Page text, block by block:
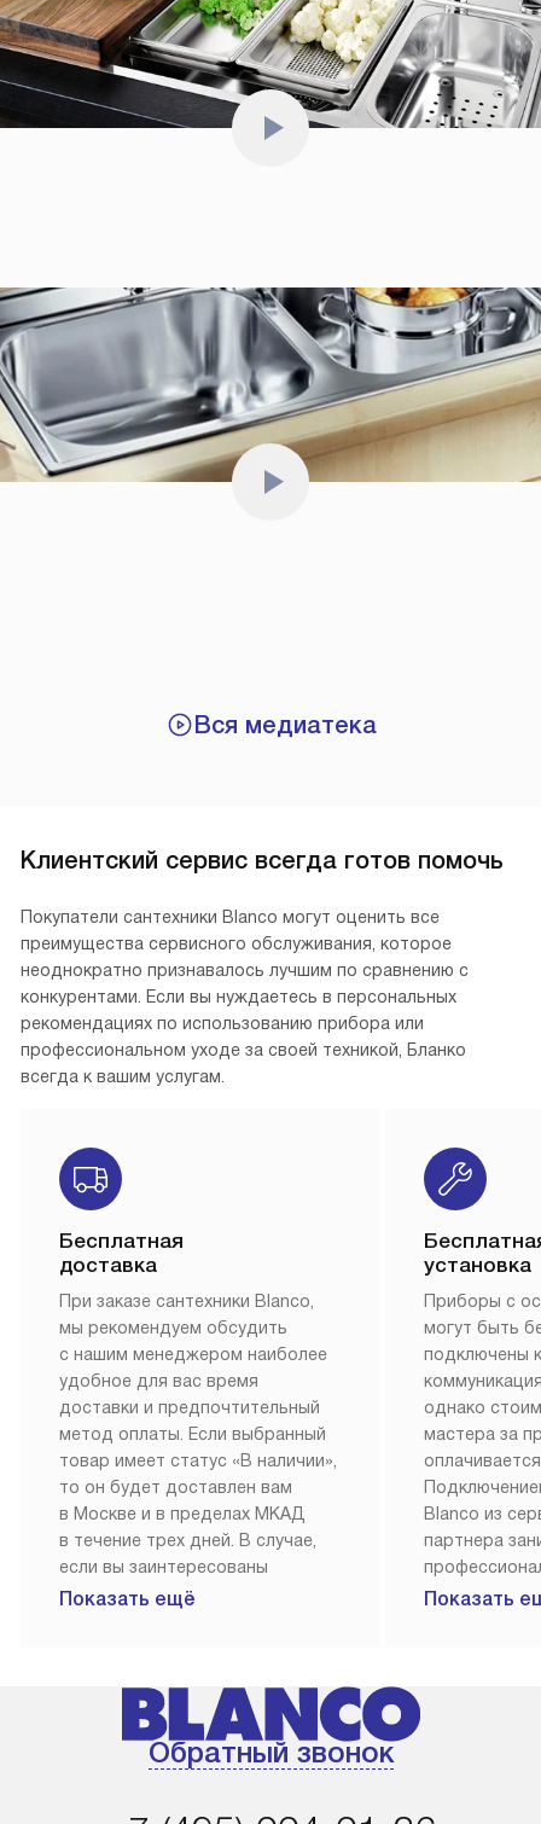
Вся медиатека
Клиентский сервис всегда готов помочь
Покупатели сантехники Blanco могут оценить все
преимущества сервисного обслуживания, которое
неоднократно признавалось лучшим по сравнению с
конкурентами. Если вы нуждаетесь в персональных
рекомендациях по использованию прибора или
профессиональном уходе за своей техникой, Бланко
всегда к вашим услугам.
Бесплатная
доставка
При заказе сантехники Blanco,
мы рекомендуем обсудить
с нашим менеджером наиболее
удобное для вас время
доставки и предпочтительный
метод оплаты. Если выбранный
товар имеет статус «В наличии»,
то он будет доставлен вам
в Москве и в пределах МКАД
в течение трех дней. В случае,
если вы заинтересованы
в товаре, который доступен
менеджером на сайте. Товары
с особым лейблом
доставляются бесплатно
Показать ещё
установка
Приборы с
могут быть
подключены
однако
мастера за
Blanco из
партнера
Наш сервис
Показать
Обратный звонок